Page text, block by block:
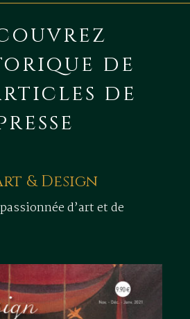
de
de
& Design
passionnée d’art et de